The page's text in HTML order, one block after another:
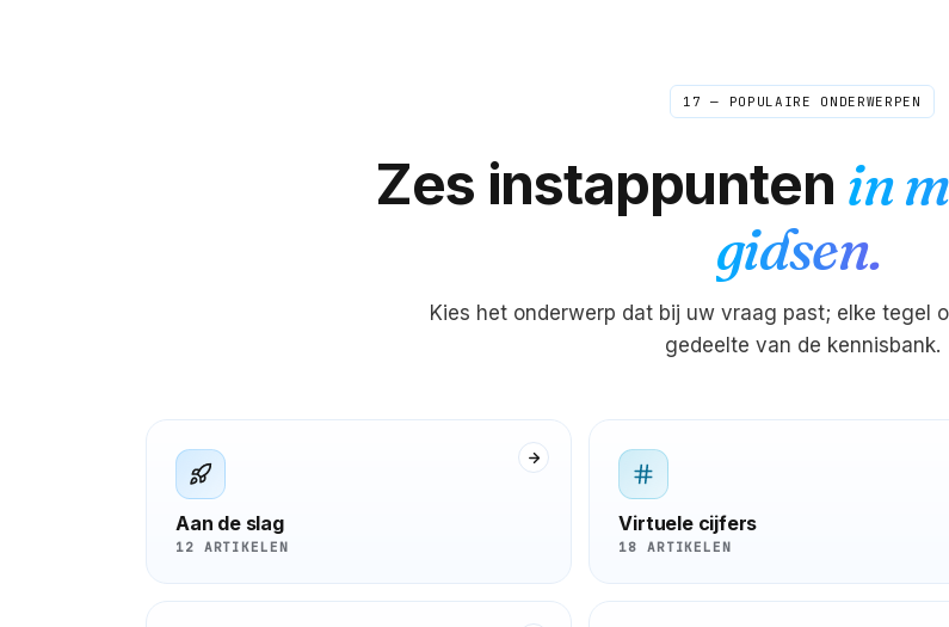
17 — POPULAIRE ONDERWERPEN
Zes instappunten in
gidsen.
Kies het onderwerp dat bij uw vraag past; elke tegel
gedeelte van de kennisbank.
Aan de slag
12 ARTIKELEN
Virtuele cijfers
18 ARTIKELEN